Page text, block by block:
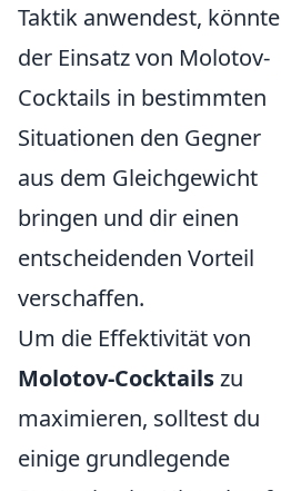
Taktik anwendest, könnte
der Einsatz von Molotov-
Cocktails in bestimmten
Situationen den Gegner
aus dem Gleichgewicht
bringen und dir einen
entscheidenden Vorteil
verschaffen.
Um die Effektivität von
Molotov-Cocktailszu
maximieren, solltest du
einige grundlegende